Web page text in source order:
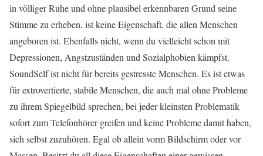
in völliger Ruhe und ohne plausibel erkennbaren Grund seine
Stimme zu erheben, ist keine Eigenschaft, die allen Menschen
angeboren ist. Ebenfalls nicht, wenn du vielleicht schon mit
Depressionen, Angstzuständen und Sozialphobien kämpfst.
SoundSelf ist nicht für bereits gestresste Menschen. Es ist etwas
für extrovertierte, stabile Menschen, die auch mal ohne Probleme
zu ihrem Spiegelbild sprechen, bei jeder kleinsten Problematik
sofort zum Telefonhörer greifen und keine Probleme damit haben,
sich selbst zuzuhören. Egal ob allein vorm Bildschirm oder vor